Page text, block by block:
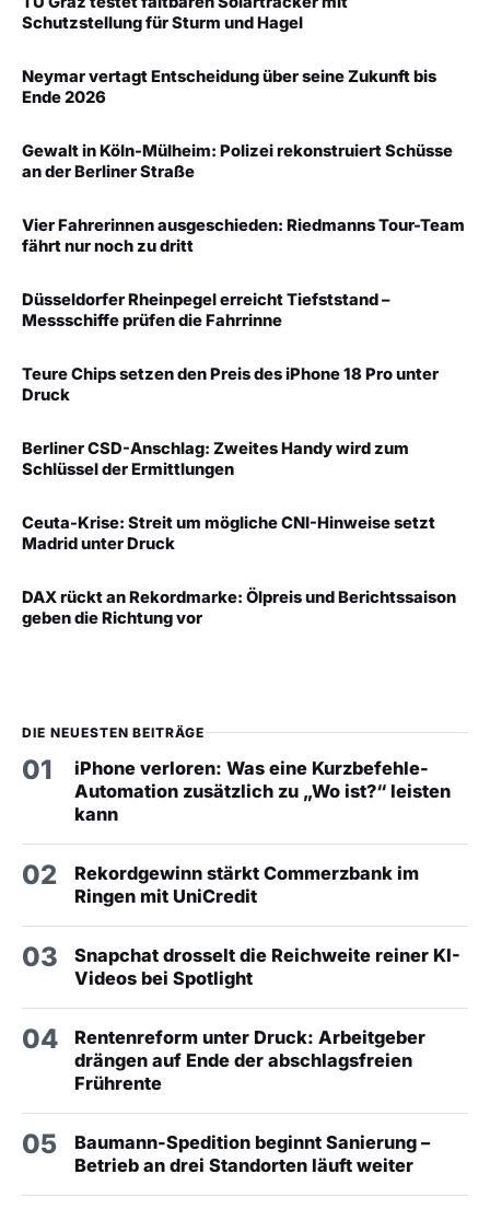
Schutzstellung für Sturm und Hagel
Neymar vertagt Entscheidung über seine Zukunft bis
Ende 2026
Gewalt in Köln-Mülheim: Polizei rekonstruiert Schüsse
an der Berliner Straße
Vier Fahrerinnen ausgeschieden: Riedmanns Tour-Team
fährt nur noch zu dritt
Düsseldorfer Rheinpegel erreicht Tiefststand –
Messschiffe prüfen die Fahrrinne
Teure Chips setzen den Preis des iPhone 18 Pro unter
Druck
Berliner CSD-Anschlag: Zweites Handy wird zum
Schlüssel der Ermittlungen
Ceuta-Krise: Streit um mögliche CNI-Hinweise setzt
Madrid unter Druck
DAX rückt an Rekordmarke: Ölpreis und Berichtssaison
geben die Richtung vor
DIE NEUESTEN BEITRÄGE
01
iPhone verloren: Was eine Kurzbefehle-
Automation zusätzlich zu „Wo ist?“ leisten
kann
02
Rekordgewinn stärkt Commerzbank im
Ringen mit UniCredit
03
Snapchat drosselt die Reichweite reiner KI-
Videos bei Spotlight
04
Rentenreform unter Druck: Arbeitgeber
drängen auf Ende der abschlagsfreien
Frührente
05
Baumann-Spedition beginnt Sanierung –
Betrieb an drei Standorten läuft weiter